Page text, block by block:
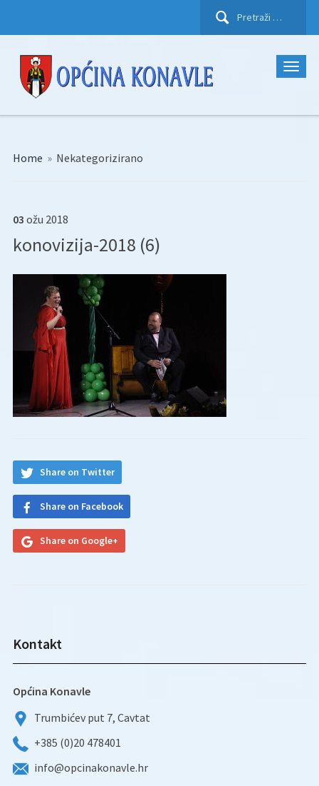
Pretraži:
Home » Nekategorizirano
03 ožu 2018
konovizija-2018 (6)
Share on Twitter
Share on Facebook
Share on Google+
Kontakt
Općina Konavle
Trumbićev put 7, Cavtat
+385 (0)20 478401
info@opcinakonavle.hr